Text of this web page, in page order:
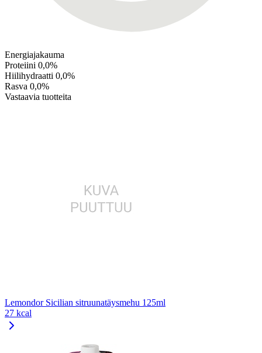
Energiajakauma
Proteiini 0,0%
Hiilihydraatti 0,0%
Rasva 0,0%
Vastaavia tuotteita
Lemondor Sicilian sitruunatäysmehu 125ml
27 kcal